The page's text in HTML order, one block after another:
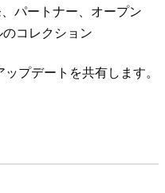
パートナー、オープン
コレクション
プデートを共有します。